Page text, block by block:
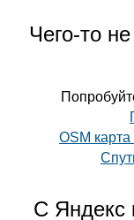
Чего-то
OSM
С Яндекс